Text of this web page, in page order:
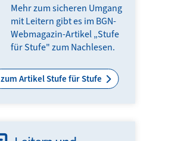
Mehr zum sicheren Umgang
mit Leitern gibt es im BGN-
Webmagazin-Artikel „Stufe
für Stufe" zum Nachlesen.
zum Artikel Stufe für Stufe